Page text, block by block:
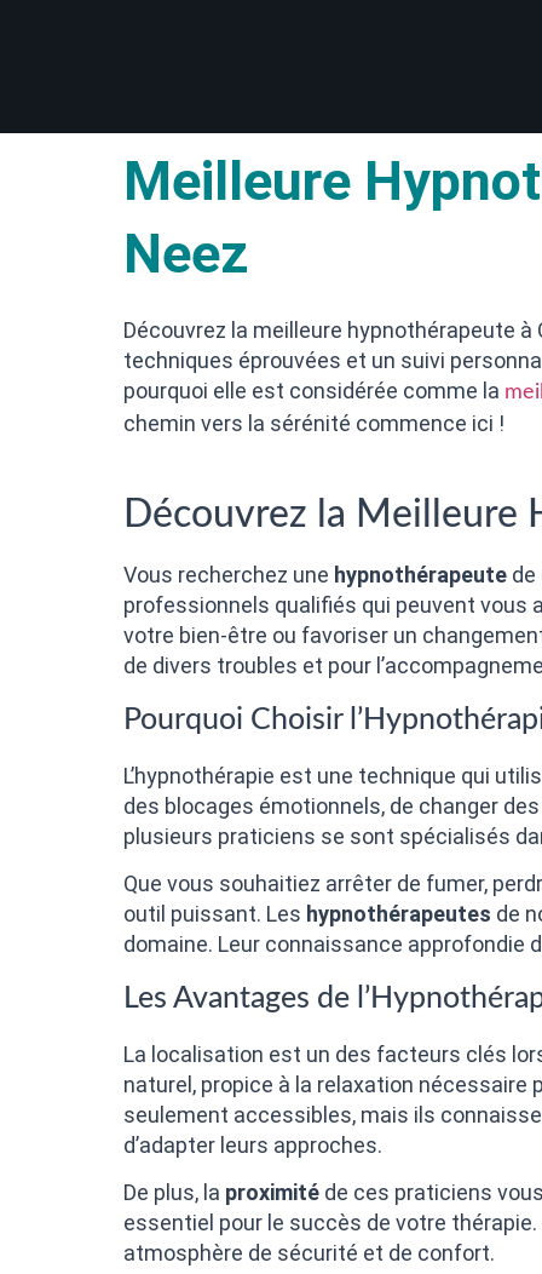
Meilleure
Neez
Découvrez la meilleure hypnothérapeute à
techniques éprouvées et un suivi
pourquoi elle est considérée comme la
chemin vers la sérénité commence ici !
Découvrez la Meilleure
Vous recherchez une hypnothérapeute de
professionnels qualifiés qui peuvent vous
votre bien-être ou favoriser un
de divers troubles et pour
Pourquoi Choisir
L’hypnothérapie est une technique qui
des blocages émotionnels, de changer
plusieurs praticiens se sont spécialisés
Que vous souhaitiez arrêter de fumer,
outil puissant. Les hypnothérapeutes de
domaine. Leur connaissance approfondie
Les Avantages de
La localisation est un des facteurs clés
naturel, propice à la relaxation nécessaire
seulement accessibles, mais ils
d’adapter leurs approches.
De plus, la proximité de ces praticiens
essentiel pour le succès de votre
atmosphère de sécurité et de confort.